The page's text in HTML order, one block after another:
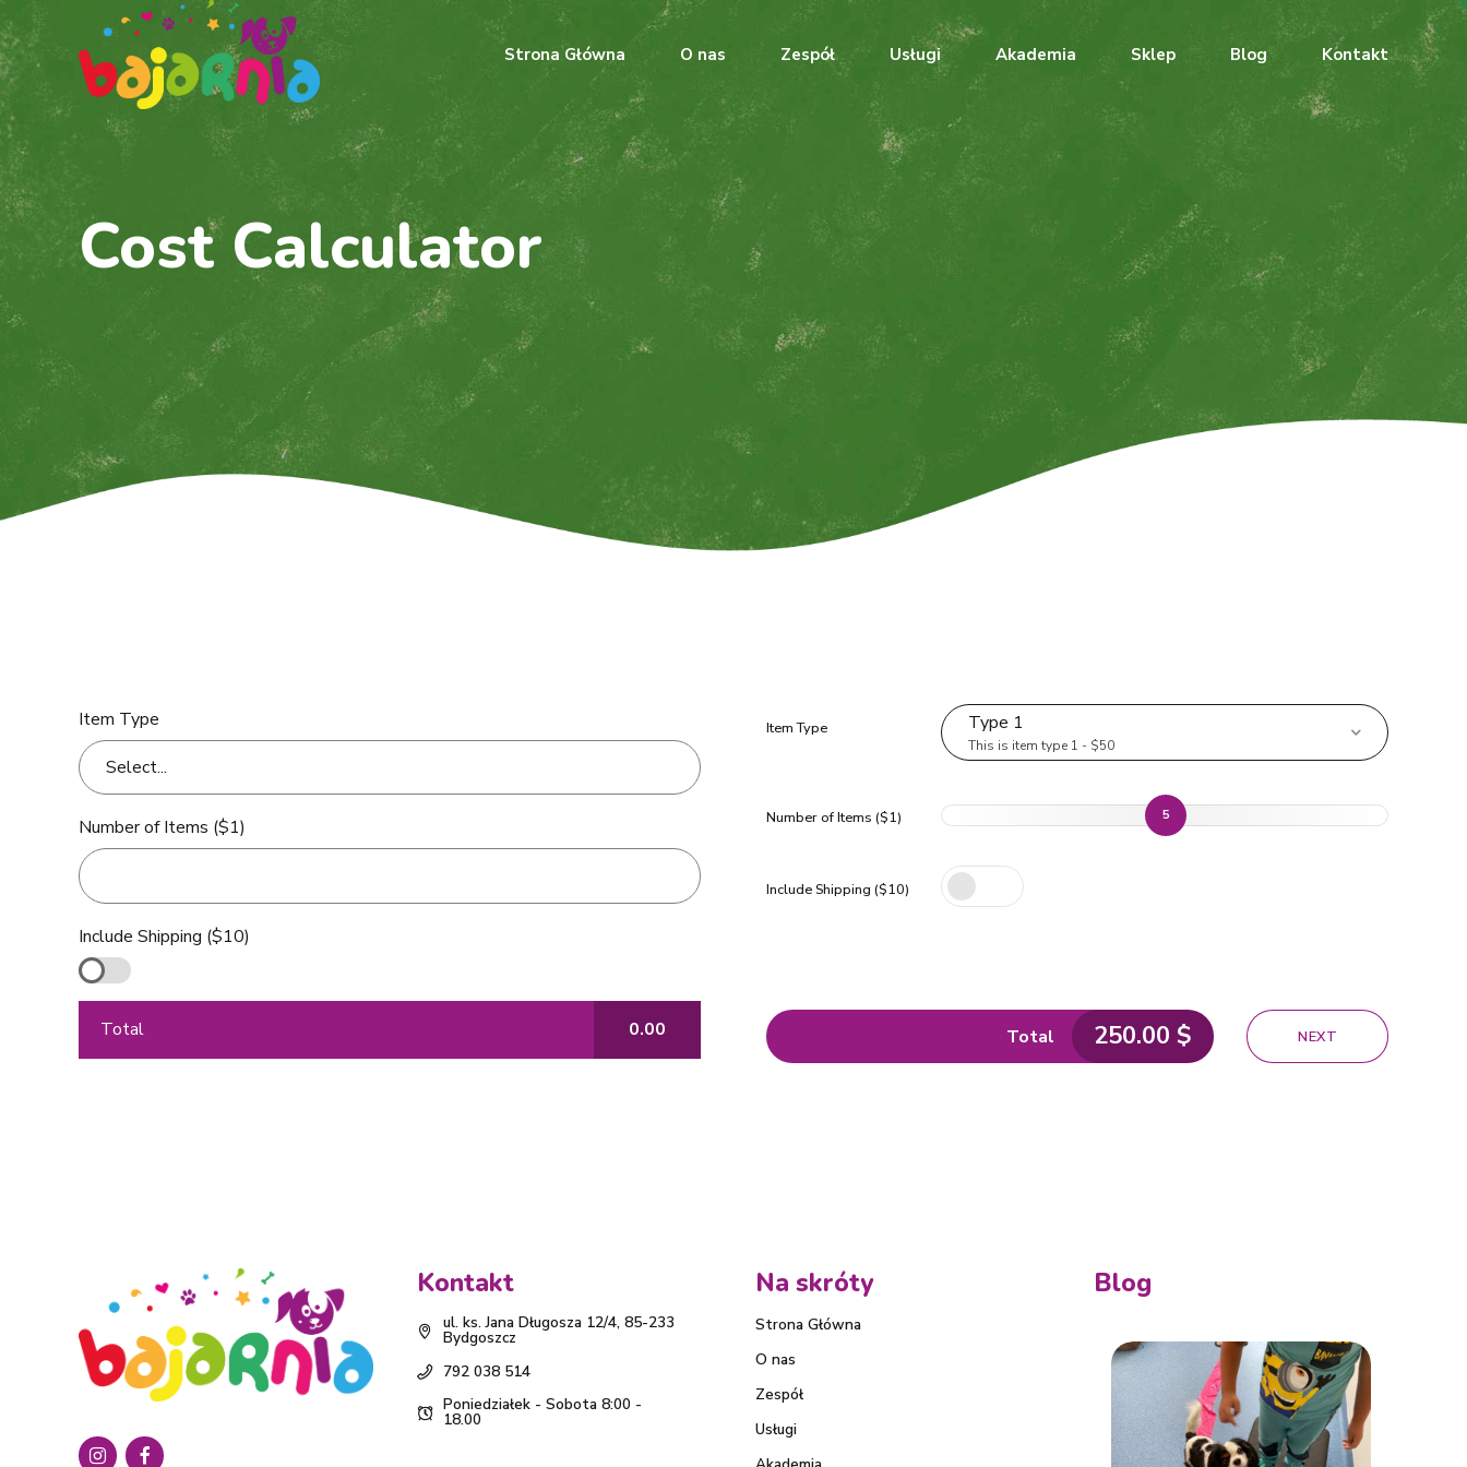
Strona Główna O nas Zespół Usługi Akademia Sklep Blog Kontakt
Cost Calculator
Item Type
Select...
Number of Items ($1)
Include Shipping ($10)
Total 0.00
Item Type Type 1
This is item type 1 - $50
Number of Items ($1) 5
Include Shipping ($10)
Total 250.00 $ NEXT
Preferred Service Time
Kontakt
ul. ks. Jana Długosza 12/4, 85-233
Bydgoszcz
792 038 514
Poniedziałek - Sobota 8:00 -
18.00
Na skróty
Strona Główna
O nas
Zespół
Usługi
Blog